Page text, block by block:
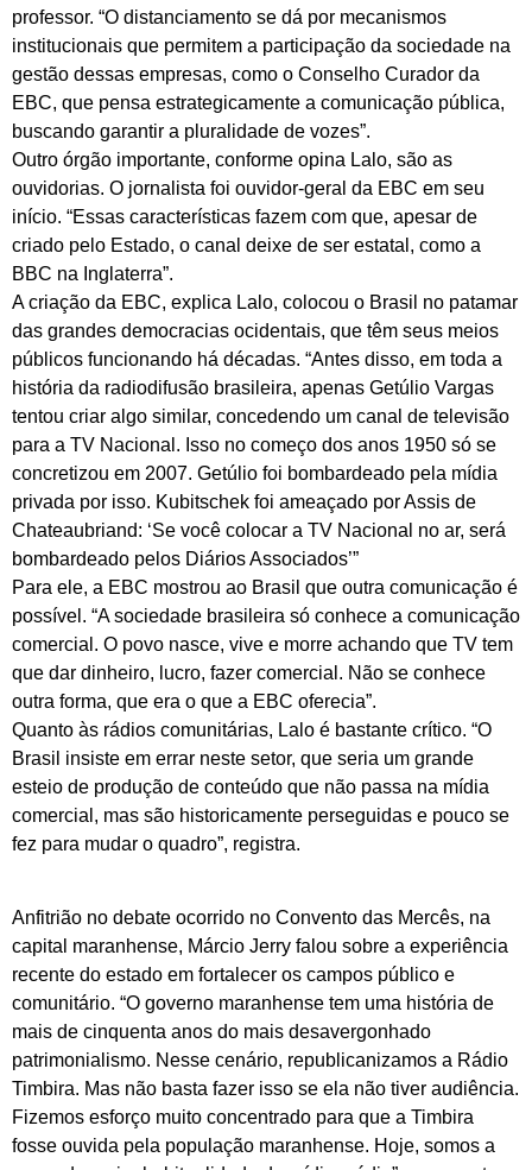
professor. “O distanciamento se dá por mecanismos
institucionais que permitem a participação da sociedade na
gestão dessas empresas, como o Conselho Curador da
EBC, que pensa estrategicamente a comunicação pública,
buscando garantir a pluralidade de vozes”.
Outro órgão importante, conforme opina Lalo, são as
ouvidorias. O jornalista foi ouvidor-geral da EBC em seu
início. “Essas características fazem com que, apesar de
criado pelo Estado, o canal deixe de ser estatal, como a
BBC na Inglaterra”.
A criação da EBC, explica Lalo, colocou o Brasil no patamar
das grandes democracias ocidentais, que têm seus meios
públicos funcionando há décadas. “Antes disso, em toda a
história da radiodifusão brasileira, apenas Getúlio Vargas
tentou criar algo similar, concedendo um canal de televisão
para a TV Nacional. Isso no começo dos anos 1950 só se
concretizou em 2007. Getúlio foi bombardeado pela mídia
privada por isso. Kubitschek foi ameaçado por Assis de
Chateaubriand: ‘Se você colocar a TV Nacional no ar, será
bombardeado pelos Diários Associados’”
Para ele, a EBC mostrou ao Brasil que outra comunicação é
possível. “A sociedade brasileira só conhece a comunicação
comercial. O povo nasce, vive e morre achando que TV tem
que dar dinheiro, lucro, fazer comercial. Não se conhece
outra forma, que era o que a EBC oferecia”.
Quanto às rádios comunitárias, Lalo é bastante crítico. “O
Brasil insiste em errar neste setor, que seria um grande
esteio de produção de conteúdo que não passa na mídia
comercial, mas são historicamente perseguidas e pouco se
fez para mudar o quadro”, registra.
Anfitrião no debate ocorrido no Convento das Mercês, na
capital maranhense, Márcio Jerry falou sobre a experiência
recente do estado em fortalecer os campos público e
comunitário. “O governo maranhense tem uma história de
mais de cinquenta anos do mais desavergonhado
patrimonialismo. Nesse cenário, republicanizamos a Rádio
Timbira. Mas não basta fazer isso se ela não tiver audiência.
Fizemos esforço muito concentrado para que a Timbira
fosse ouvida pela população maranhense. Hoje, somos a